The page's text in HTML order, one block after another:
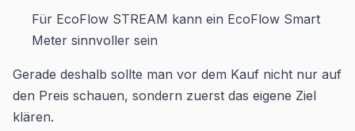
Für EcoFlow STREAM kann ein EcoFlow Smart
Meter sinnvoller sein
Gerade deshalb sollte man vor dem Kauf nicht nur auf
den Preis schauen, sondern zuerst das eigene Ziel
klären.